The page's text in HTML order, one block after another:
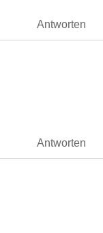
Antworten
Antworten